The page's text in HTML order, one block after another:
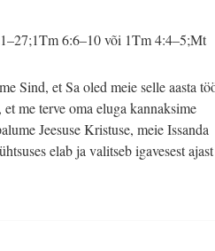
6:6–10 või 1Tm 4:4–5;Mt
Sind, et Sa oled meie selle aasta
me terve oma eluga kannaksime
Jeesuse Kristuse, meie Issanda
elab ja valitseb igavesest ajast